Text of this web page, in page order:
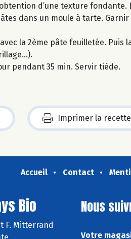
d’une texture
dans un moule à tarte.
la 2ème pâte feuilletée.
pendant 35 min. Servir tiède.
Imprimer la recette
Accueil Contact
Bio
F. Mitterrand
Nous
Votre